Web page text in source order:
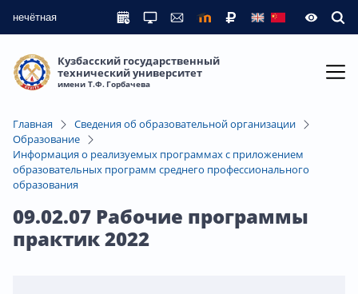
нечётная
Кузбасский государственный
технический университет
имени Т.Ф. Горбачева
Главная
Сведения об образовательной организации
Образование
Информация о реализуемых программах с приложением
образовательных программ среднего профессионального
образования
09.02.07 Рабочие программы
практик 2022